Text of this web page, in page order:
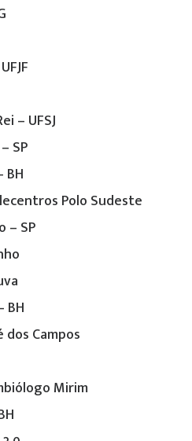
– UFSJ
SP
BH
Polo Sudeste
– SP
BH
dos Campos
Mirim